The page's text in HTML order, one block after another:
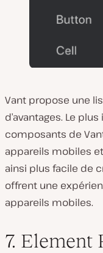
Vant propose une
d’avantages. Le
composants de
appareils mobiles
ainsi plus facile de
offrent une
appareils mobiles.
7. Element